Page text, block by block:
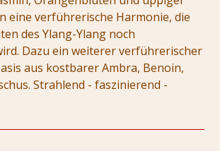
eine verführerische Harmonie, die
des Ylang-Ylang noch
Dazu ein weiterer verführerischer
aus kostbarer Ambra, Benoin,
Strahlend - faszinierend -